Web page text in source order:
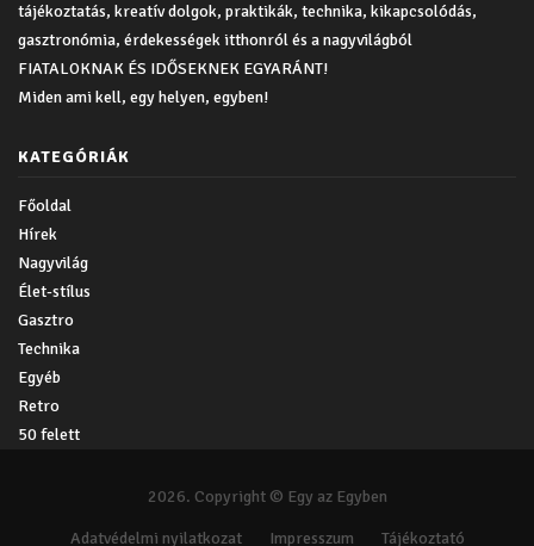
tájékoztatás, kreatív dolgok, praktikák, technika, kikapcsolódás,
gasztronómia, érdekességek itthonról és a nagyvilágból
FIATALOKNAK ÉS IDŐSEKNEK EGYARÁNT!
Miden ami kell, egy helyen, egyben!
KATEGÓRIÁK
Főoldal
Hírek
Nagyvilág
Élet-stílus
Gasztro
Technika
Egyéb
Retro
50 felett
2026. Copyright © Egy az Egyben
Adatvédelmi nyilatkozat Impresszum Tájékoztató